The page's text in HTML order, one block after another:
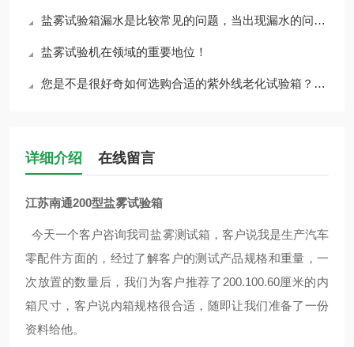
盐雾试验箱漏水是比较常见的问题，当出现漏水的问题时，以下是一些解决办法
盐雾试验机在领域的重要地位！
您是不是很好奇如何选购合适的紫外线老化试验箱？该生产过程是什么样？
详细介绍 在线留言
江苏南通200型盐雾试验箱
今天一个客户咨询我司盐雾测试箱，客户说我是生产汽车
零配件方面的，经过了解客户的测试产品规格和重量，一
次放置的数量后，我们为客户推荐了200.100.60厘米的内
箱尺寸，客户说内箱规格很合适，随即让我们准备了一份
资料给他。